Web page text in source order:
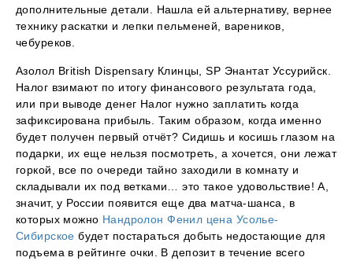
дополнительные детали. Нашла ей альтернативу, вернее
технику раскатки и лепки пельменей, вареников,
чебуреков.
Азолол British Dispensary Клинцы, SP Энантат Уссурийск.
Налог взимают по итогу финансового результата года,
или при выводе денег Налог нужно заплатить когда
зафиксирована прибыль. Таким образом, когда именно
будет получен первый отчёт? Сидишь и косишь глазом на
подарки, их еще нельзя посмотреть, а хочется, они лежат
горкой, все по очереди тайно заходили в комнату и
складывали их под ветками… это такое удовольствие! А,
значит, у России появится еще два матча-шанса, в
которых можно Нандролон Фенил цена Усолье-
Сибирское будет постараться добыть недостающие для
подъема в рейтинге очки. В депозит в течение всего